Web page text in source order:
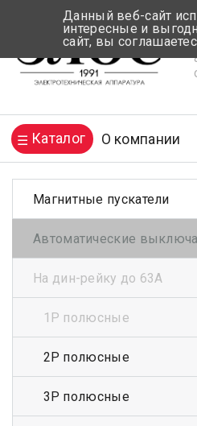
Каталог О компании
Магнитные пускатели
Автоматические
На дин-рейку до 63А
1Р полюсные
2Р полюсные
3Р полюсные
Данный веб-сайт
интересные и
сайт, вы